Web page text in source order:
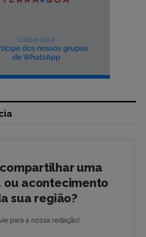
uma
ou acontecimento
sua região?
para a nossa redação!